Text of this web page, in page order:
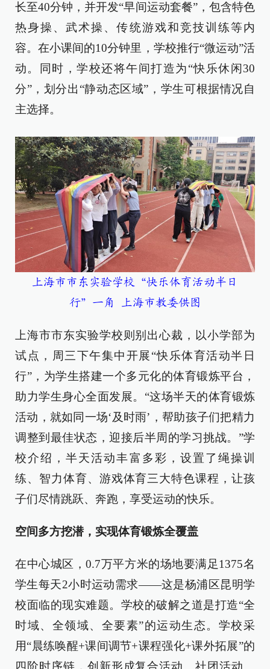
长至40分钟，并开发“早间运动套餐”，包含特色
热身操、武术操、传统游戏和竞技训练等内
容。在小课间的10分钟里，学校推行“微运动”活
动。同时，学校还将午间打造为“快乐休闲30
分”，划分出“静动态区域”，学生可根据情况自
主选择。
上海市市东实验学校“快乐体育活动半日
行”一角
上海市教委供图
上海市市东实验学校则别出心裁，以小学部为
试点，周三下午集中开展“快乐体育活动半日
行”，为学生搭建一个多元化的体育锻炼平台，
助力学生身心全面发展。“这场半天的体育锻炼
活动，就如同一场‘及时雨’，帮助孩子们把精力
调整到最佳状态，迎接后半周的学习挑战。”学
校介绍，半天活动丰富多彩，设置了绳操训
练、智力体育、游戏体育三大特色课程，让孩
子们尽情跳跃、奔跑，享受运动的快乐。
空间多方挖潜，实现体育锻炼全覆盖
在中心城区，0.7万平方米的场地要满足1375名
学生每天2小时运动需求——这是杨浦区昆明学
校面临的现实难题。学校的破解之道是打造“全
时域、全领域、全要素”的运动生态。学校采
用“晨练唤醒+课间调节+课程强化+课外拓展”的
四阶时序链，创新形成复合活动、社团活动、